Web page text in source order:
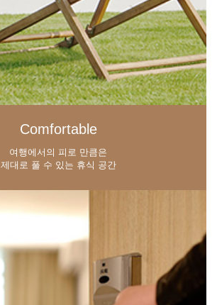
Comfortable
여행에서의 피로 만큼은
제대로 풀 수 있는 휴식 공간